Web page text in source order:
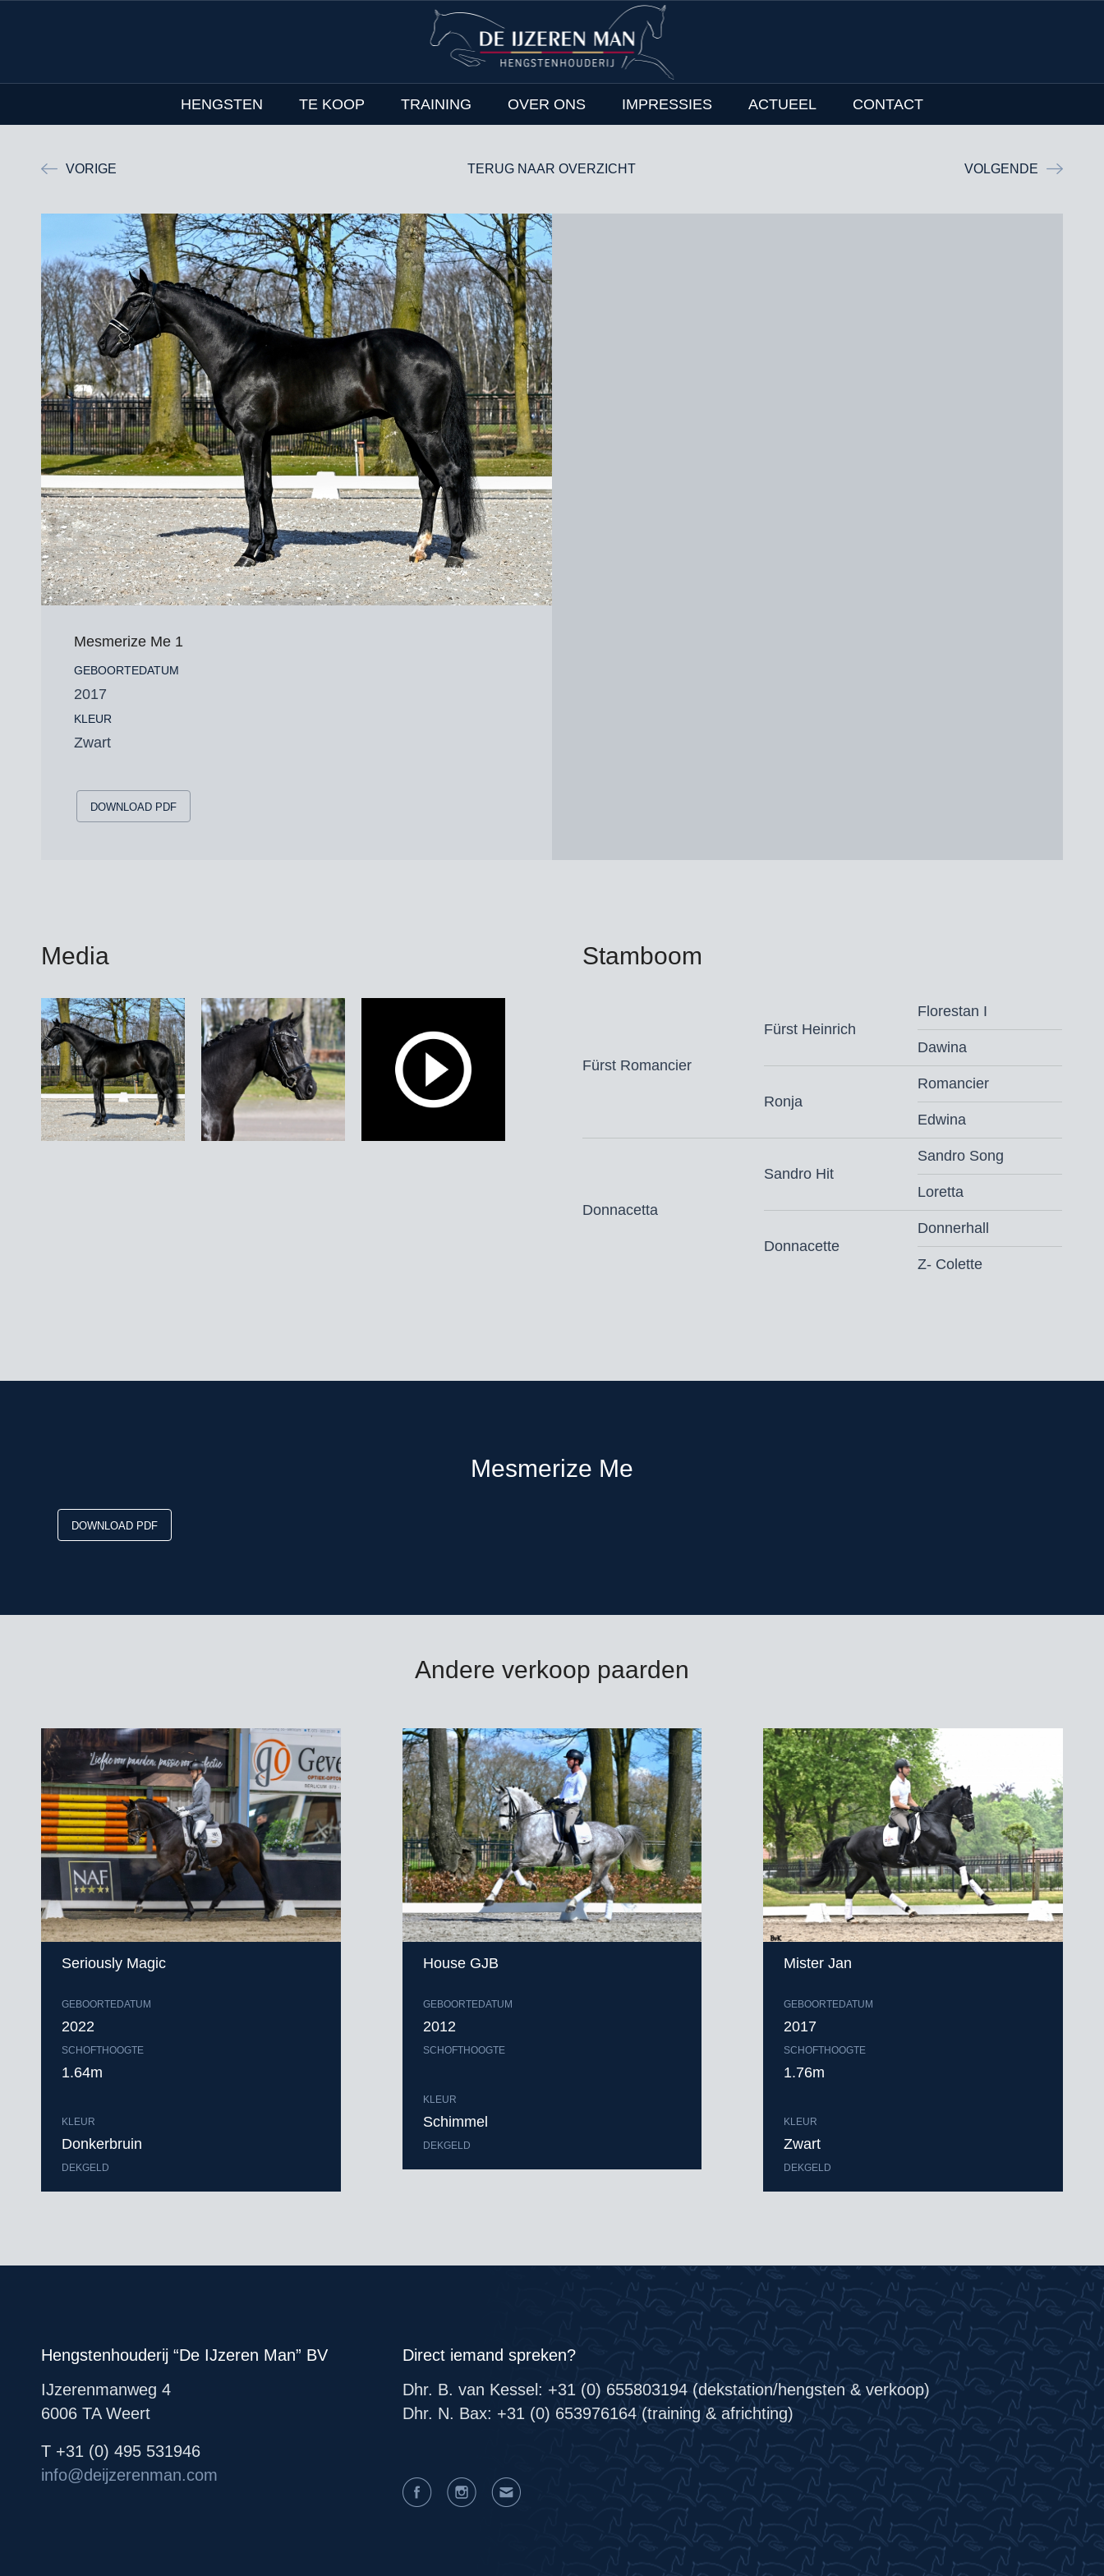
HENGSTEN TE KOOP TRAINING OVER ONS IMPRESSIES ACTUEEL CONTACT
VORIGE TERUG NAAR OVERZICHT VOLGENDE
Mesmerize Me 1
GEBOORTEDATUM
2017
KLEUR
Zwart
DOWNLOAD PDF
Media Stamboom
Fürst Romancier
Fürst Heinrich
Florestan I
Dawina
Ronja
Romancier
Edwina
Donnacetta
Sandro Hit
Sandro Song
Loretta
Donnacette
Donnerhall
Z- Colette
Mesmerize Me
DOWNLOAD PDF
Andere verkoop paarden
Seriously Magic
GEBOORTEDATUM
2022
SCHOFTHOOGTE
1.64m
KLEUR
Donkerbruin
DEKGELD
House GJB
GEBOORTEDATUM
2012
SCHOFTHOOGTE
KLEUR
Schimmel
DEKGELD
Mister Jan
GEBOORTEDATUM
2017
SCHOFTHOOGTE
1.76m
KLEUR
Zwart
DEKGELD
Hengstenhouderij “De IJzeren Man” BV
IJzerenmanweg 4
6006 TA Weert
T +31 (0) 495 531946
info@deijzerenman.com
Direct iemand spreken?
Dhr. B. van Kessel: +31 (0) 655803194 (dekstation/hengsten & verkoop)
Dhr. N. Bax: +31 (0) 653976164 (training & africhting)